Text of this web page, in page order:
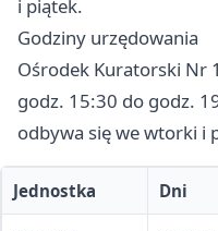
i piątek.
Godziny urzędowania
Ośrodek Kuratorski Nr
godz. 15:30 do godz.
odbywa się we wtorki i
Jednostka Dni